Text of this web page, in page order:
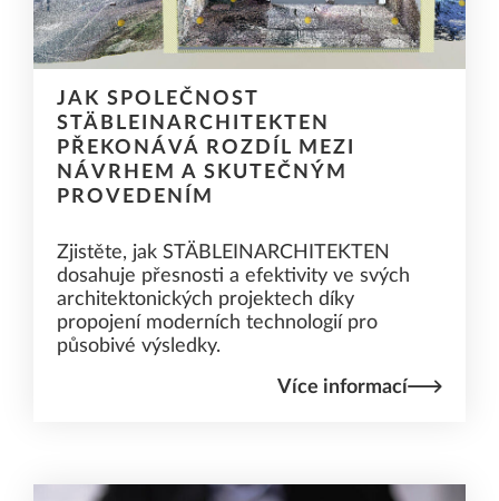
JAK SPOLEČNOST
STÄBLEINARCHITEKTEN
PŘEKONÁVÁ ROZDÍL MEZI
NÁVRHEM A SKUTEČNÝM
PROVEDENÍM
Zjistěte, jak STÄBLEINARCHITEKTEN
dosahuje přesnosti a efektivity ve svých
architektonických projektech díky
propojení moderních technologií pro
působivé výsledky.
Více informací